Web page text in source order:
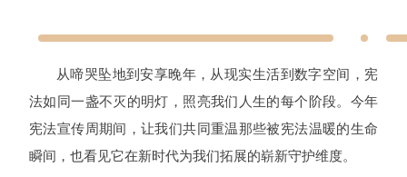
从啼哭坠地到安享晚年，从现实生活到数字空间，宪
法如同一盏不灭的明灯，照亮我们人生的每个阶段。今年
宪法宣传周期间，让我们共同重温那些被宪法温暖的生命
瞬间，也看见它在新时代为我们拓展的崭新守护维度。